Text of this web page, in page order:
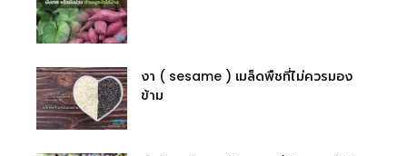
งา ( sesame ) เมล็ดพืชที่ไม่ควรมอง
ข้าม